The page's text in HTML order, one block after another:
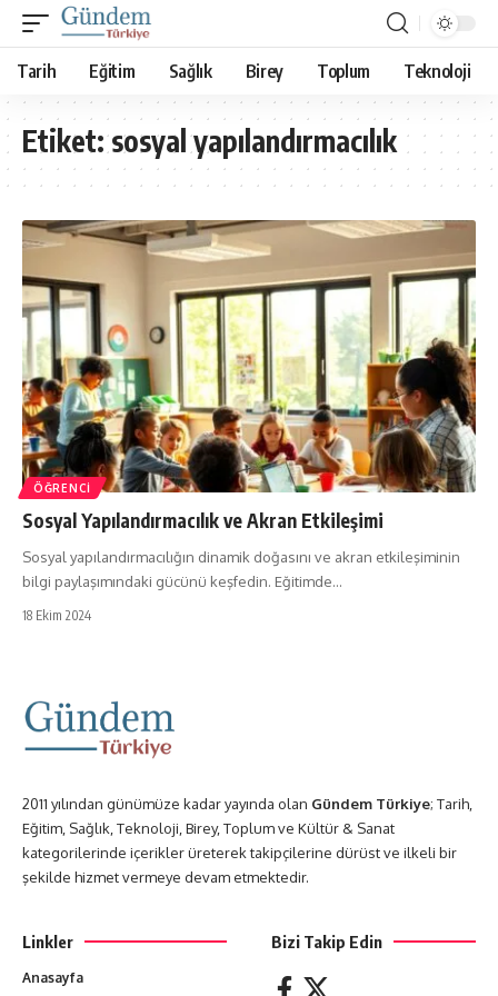
Tarih Eğitim Sağlık Birey Toplum Teknoloji
Etiket:sosyal yapılandırmacılık
ÖĞRENCI
Sosyal Yapılandırmacılık ve Akran Etkileşimi
Sosyal yapılandırmacılığın dinamik doğasını ve akran etkileşiminin
bilgi paylaşımındaki gücünü keşfedin. Eğitimde…
18 Ekim 2024
2011 yılından günümüze kadar yayında olan Gündem Türkiye; Tarih,
Eğitim, Sağlık, Teknoloji, Birey, Toplum ve Kültür & Sanat
kategorilerinde içerikler üreterek takipçilerine dürüst ve ilkeli bir
şekilde hizmet vermeye devam etmektedir.
Linkler
Anasayfa
Bizi Takip Edin